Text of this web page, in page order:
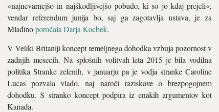
»najnevarnejšo in najškodljivejšo pobudo, ki so jo kdaj prejeli«,
vendar referendum junija bo, saj ga zagotavlja ustava, je za
Mladinoporočala Darja Kocbek.
V Veliki Britaniji koncept temeljnega dohodka vzbuja pozornost v
zadnjih mesecih. Na splošnih volitvah leta 2015 je bila vodilna
politika Stranke zelenih, v januarju pa je vodja stranke Caroline
Lucas pozvala vlado, naj naroči raziskave o brezpogojnem
dohodku. S stranko koncept podpira iz enakih argumentov kot
Kanada.